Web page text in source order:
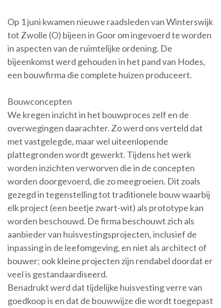
Op 1 juni kwamen nieuwe raadsleden van Winterswijk
tot Zwolle (O) bijeen in Goor om ingevoerd te worden
in aspecten van de ruimtelijke ordening. De
bijeenkomst werd gehouden in het pand van Hodes,
een bouwfirma die complete huizen produceert.
Bouwconcepten
We kregen inzicht in het bouwproces zelf en de
overwegingen daarachter. Zo werd ons verteld dat
met vastgelegde, maar wel uiteenlopende
plattegronden wordt gewerkt. Tijdens het werk
worden inzichten verworven die in de concepten
worden doorgevoerd, die zo meegroeien. Dit zoals
gezegd in tegenstelling tot traditionele bouw waarbij
elk project (een beetje zwart-wit) als prototype kan
worden beschouwd. De firma beschouwt zich als
aanbieder van huisvestingsprojecten, inclusief de
inpassing in de leefomgeving, en niet als architect of
bouwer; ook kleine projecten zijn rendabel doordat er
veel is gestandaardiseerd.
Benadrukt werd dat tijdelijke huisvesting verre van
goedkoop is en dat de bouwwijze die wordt toegepast